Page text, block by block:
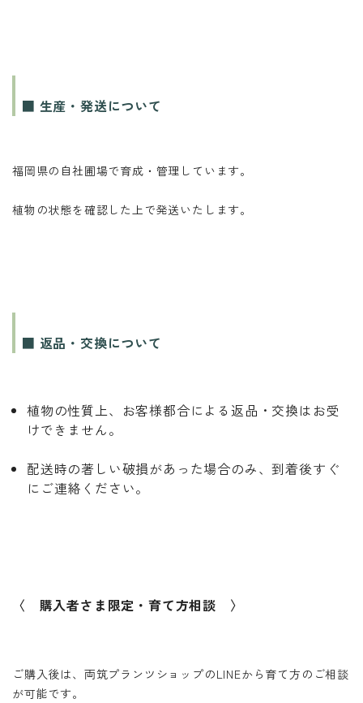
■ 生産・発送について
福岡県の自社圃場で育成・管理しています。
植物の状態を確認した上で発送いたします。
■ 返品・交換について
植物の性質上、お客様都合による返品・交換はお受
けできません。
配送時の著しい破損があった場合のみ、到着後すぐ
にご連絡ください。
〈 購入者さま限定・育て方相談 〉
ご購入後は、両筑プランツショップのLINEから育て方のご相談
が可能です。